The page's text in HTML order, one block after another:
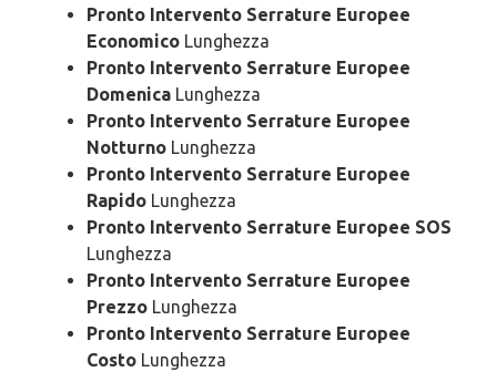
Pronto Intervento Serrature Europee
Economico Lunghezza
Pronto Intervento Serrature Europee
Domenica Lunghezza
Pronto Intervento Serrature Europee
Notturno Lunghezza
Pronto Intervento Serrature Europee
Rapido Lunghezza
Pronto Intervento Serrature Europee SOS
Lunghezza
Pronto Intervento Serrature Europee
Prezzo Lunghezza
Pronto Intervento Serrature Europee
Costo Lunghezza